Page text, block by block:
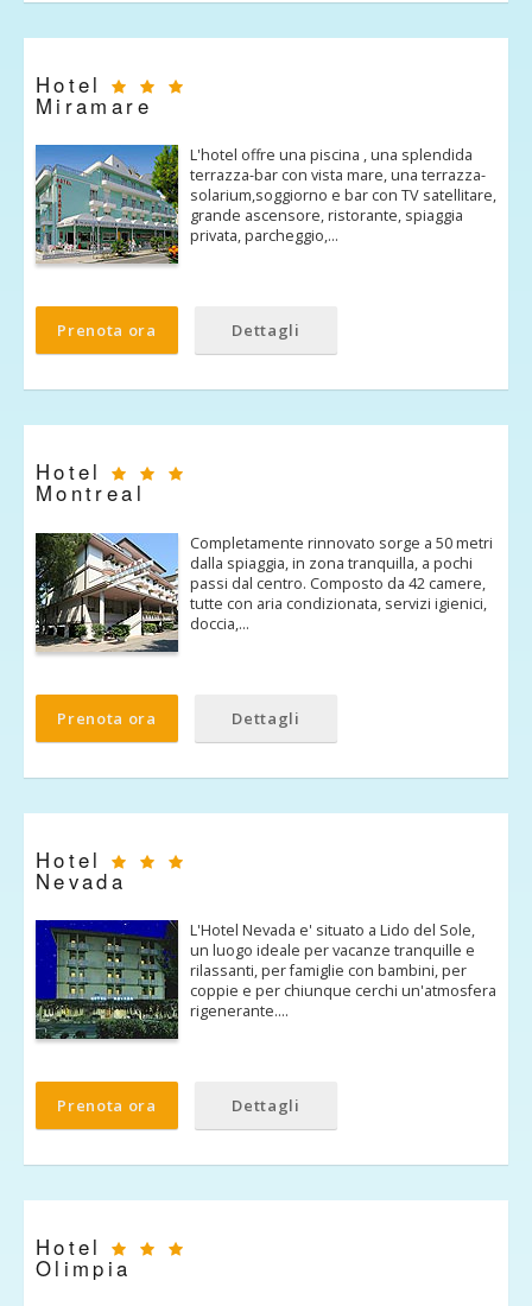
Hotel
Miramare
L'hotel offre una piscina , una splendida
terrazza-bar con vista mare, una terrazza-
solarium,soggiorno e bar con TV satellitare,
grande ascensore, ristorante, spiaggia
privata, parcheggio,…
Prenota ora Dettagli
Hotel
Montreal
Completamente rinnovato sorge a 50 metri
dalla spiaggia, in zona tranquilla, a pochi
passi dal centro. Composto da 42 camere,
tutte con aria condizionata, servizi igienici,
doccia,…
Prenota ora Dettagli
Hotel
Nevada
L'Hotel Nevada e' situato a Lido del Sole,
un luogo ideale per vacanze tranquille e
rilassanti, per famiglie con bambini, per
coppie e per chiunque cerchi un'atmosfera
rigenerante.…
Prenota ora Dettagli
Hotel
Olimpia